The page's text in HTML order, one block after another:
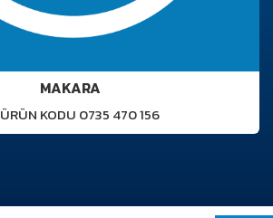
MAKARA
ÜRÜN KODU 0735 470 156